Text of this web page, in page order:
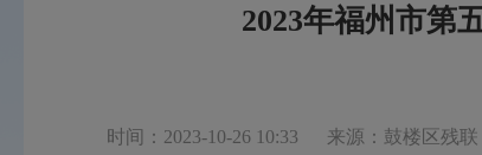
2023年福州市第
时间：2023-10-26 10:33 来源：鼓楼区残联